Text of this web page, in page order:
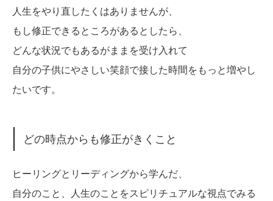
人生をやり直したくはありませんが、
もし修正できるところがあるとしたら、
どんな状況でもあるがままを受け入れて
自分の子供にやさしい笑顔で接した時間をもっと増やし
たいです。
どの時点からも修正がきくこと
ヒーリングとリーディングから学んだ、
自分のこと、人生のことをスピリチュアルな視点でみる